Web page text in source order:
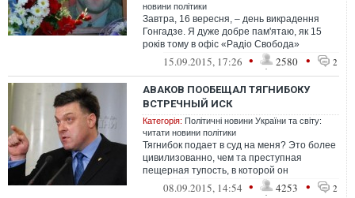
новини політики
Завтра, 16 вересня, – день викрадення
Гонгадзе. Я дуже добре пам'ятаю, як 15
років тому в офіс «Радіо Свобода»
прийшла Марина Пирожук і сказала:
15.09.2015, 17:26 • 2580 • 2
АВАКОВ ПООБЕЩАЛ ТЯГНИБОКУ
ВСТРЕЧНЫЙ ИСК
Категорія: Політичні новини України та світу:
читати новини політики
Тягнибок подает в суд на меня? Это более
цивилизованно, чем та преступная
пещерная тупость, в которой он
участвовал под ВР. Рад прогрессу
08.09.2015, 14:54 • 4253 • 2